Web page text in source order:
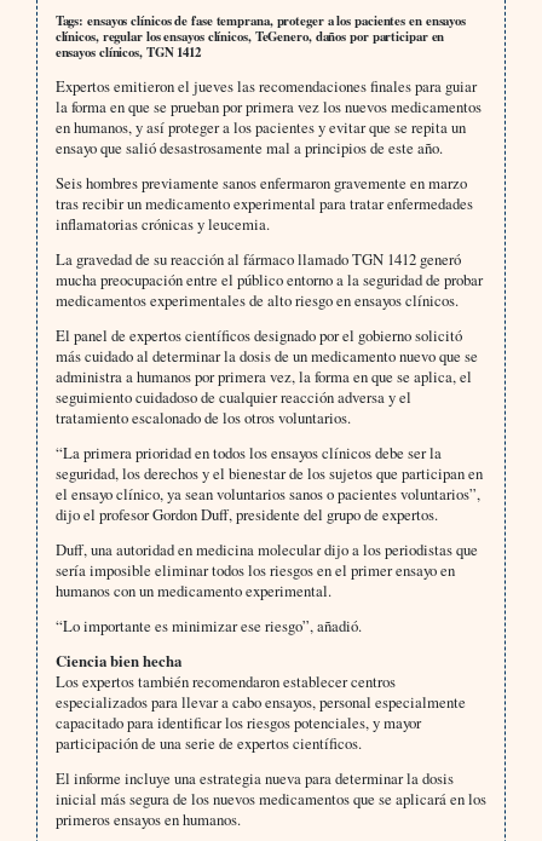
Tags: ensayos clínicos de fase temprana, proteger a los pacientes en ensayos
clínicos, regular los ensayos clínicos, TeGenero, daños por participar en
ensayos clínicos, TGN 1412
Expertos emitieron el jueves las recomendaciones finales para guiar
la forma en que se prueban por primera vez los nuevos medicamentos
en humanos, y así proteger a los pacientes y evitar que se repita un
ensayo que salió desastrosamente mal a principios de este año.
Seis hombres previamente sanos enfermaron gravemente en marzo
tras recibir un medicamento experimental para tratar enfermedades
inflamatorias crónicas y leucemia.
La gravedad de su reacción al fármaco llamado TGN 1412 generó
mucha preocupación entre el público entorno a la seguridad de probar
medicamentos experimentales de alto riesgo en ensayos clínicos.
El panel de expertos científicos designado por el gobierno solicitó
más cuidado al determinar la dosis de un medicamento nuevo que se
administra a humanos por primera vez, la forma en que se aplica, el
seguimiento cuidadoso de cualquier reacción adversa y el
tratamiento escalonado de los otros voluntarios.
“La primera prioridad en todos los ensayos clínicos debe ser la
seguridad, los derechos y el bienestar de los sujetos que participan en
el ensayo clínico, ya sean voluntarios sanos o pacientes voluntarios”,
dijo el profesor Gordon Duff, presidente del grupo de expertos.
Duff, una autoridad en medicina molecular dijo a los periodistas que
sería imposible eliminar todos los riesgos en el primer ensayo en
humanos con un medicamento experimental.
“Lo importante es minimizar ese riesgo”, añadió.
Ciencia bien hecha
Los expertos también recomendaron establecer centros
especializados para llevar a cabo ensayos, personal especialmente
capacitado para identificar los riesgos potenciales, y mayor
participación de una serie de expertos científicos.
El informe incluye una estrategia nueva para determinar la dosis
inicial más segura de los nuevos medicamentos que se aplicará en los
primeros ensayos en humanos.